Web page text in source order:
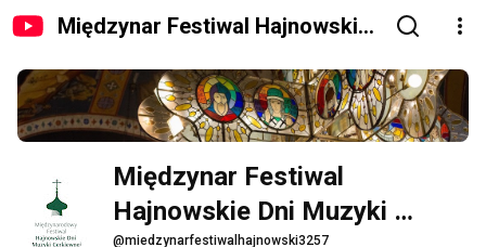
Międzynar Festiwal Hajnowskie
Międzynar Festiwal
Hajnowskie Dni Muzyki
@miedzynarfestiwalhajnowski3257